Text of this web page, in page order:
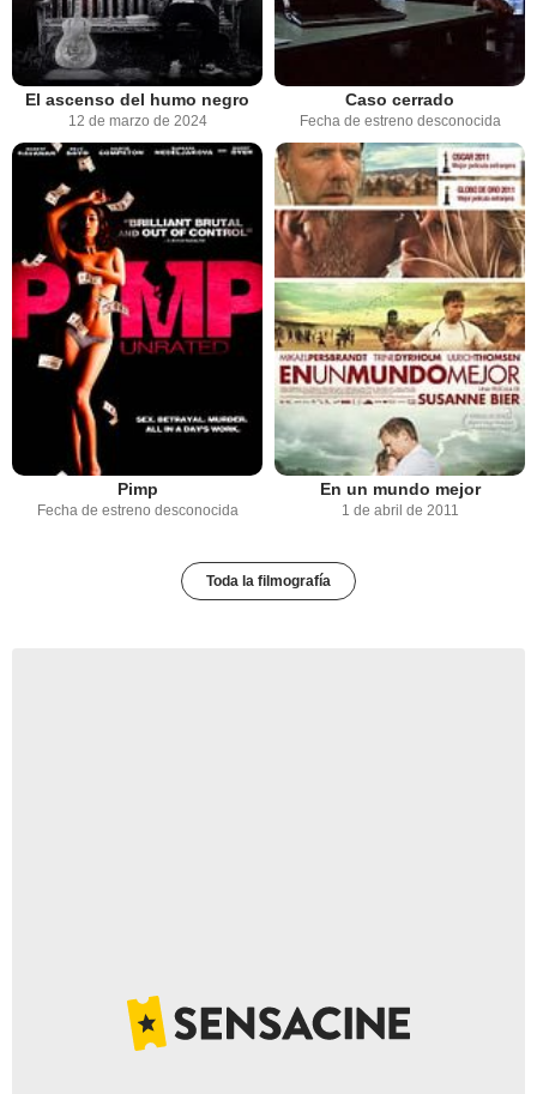
El ascenso del humo negro
12 de marzo de 2024
Caso cerrado
Fecha de estreno desconocida
Pimp
Fecha de estreno desconocida
En un mundo mejor
1 de abril de 2011
Toda la filmografía